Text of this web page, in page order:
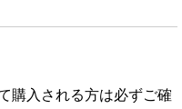
購入される方は必ずご確